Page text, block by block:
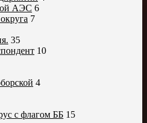
АЭС 6
7
35
10
4
с флагом ББ 15